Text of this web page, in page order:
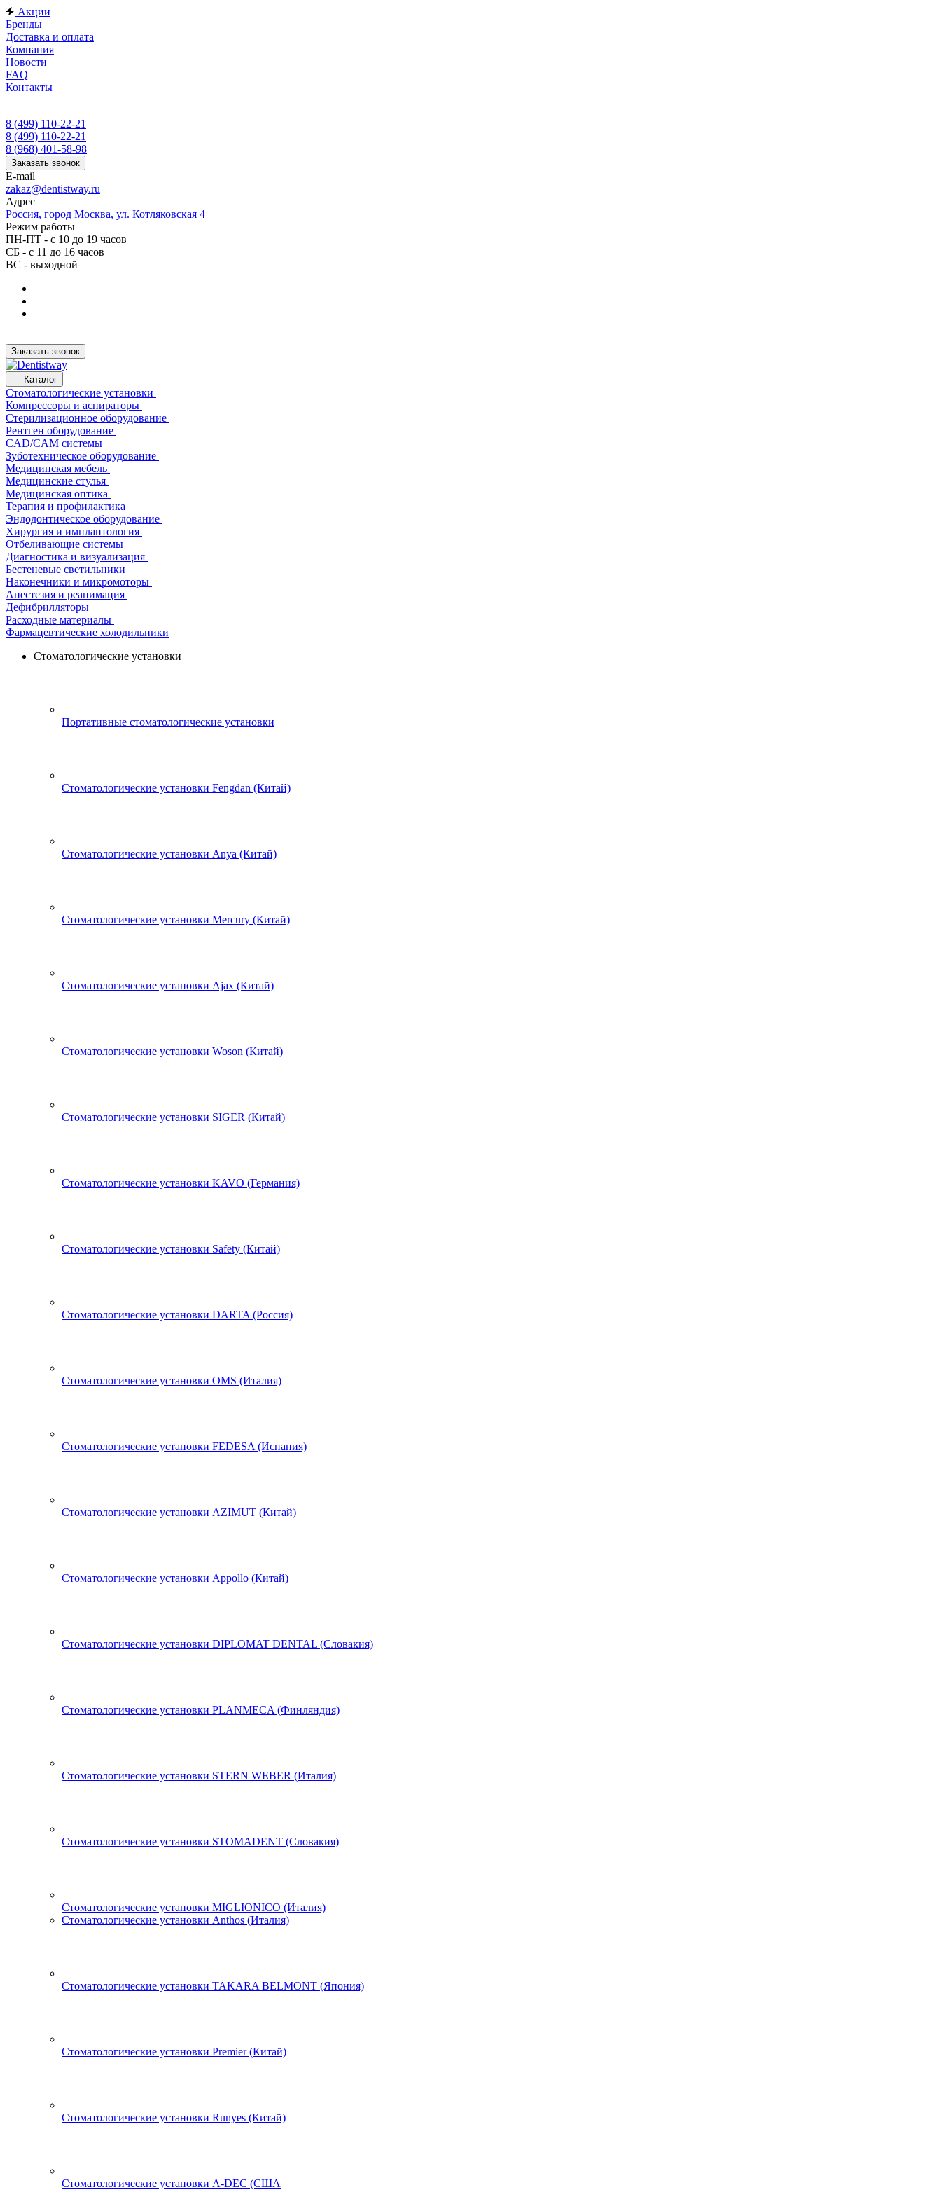
Акции
Бренды
Доставка и оплата
Компания
Новости
FAQ
Контакты
8 (499) 110-22-21
8 (499) 110-22-21
8 (968) 401-58-98
Заказать звонок
E-mail
zakaz@dentistway.ru
Адрес
Россия, город Москва, ул. Котляковская 4
Режим работы
ПН-ПТ - с 10 до 19 часов
СБ - с 11 до 16 часов
ВС - выходной
Заказать звонок
Каталог
Стоматологические установки
Компрессоры и аспираторы
Стерилизационное оборудование
Рентген оборудование
CAD/CAM системы
Зуботехническое оборудование
Медицинская мебель
Медицинские стулья
Медицинская оптика
Терапия и профилактика
Эндодонтическое оборудование
Хирургия и имплантология
Отбеливающие системы
Диагностика и визуализация
Бестеневые светильники
Наконечники и микромоторы
Анестезия и реанимация
Дефибрилляторы
Расходные материалы
Фармацевтические холодильники
Стоматологические установки
Портативные стоматологические установки
Стоматологические установки Fengdan (Китай)
Стоматологические установки Anya (Китай)
Стоматологические установки Mercury (Китай)
Стоматологические установки Ajax (Китай)
Стоматологические установки Woson (Китай)
Стоматологические установки SIGER (Китай)
Стоматологические установки KAVO (Германия)
Стоматологические установки Safety (Китай)
Стоматологические установки DARTA (Россия)
Стоматологические установки OMS (Италия)
Стоматологические установки FEDESA (Испания)
Стоматологические установки AZIMUT (Китай)
Стоматологические установки Appollo (Китай)
Стоматологические установки DIPLOMAT DENTAL (Словакия)
Стоматологические установки PLANMECA (Финляндия)
Стоматологические установки STERN WEBER (Италия)
Стоматологические установки STOMADENT (Словакия)
Стоматологические установки MIGLIONICO (Италия)
Стоматологические установки Anthos (Италия)
Стоматологические установки TAKARA BELMONT (Япония)
Стоматологические установки Premier (Китай)
Стоматологические установки Runyes (Китай)
Стоматологические установки A-DEC (США